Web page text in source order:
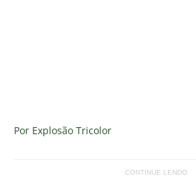
Por Explosão Tricolor
CONTINUE LENDO